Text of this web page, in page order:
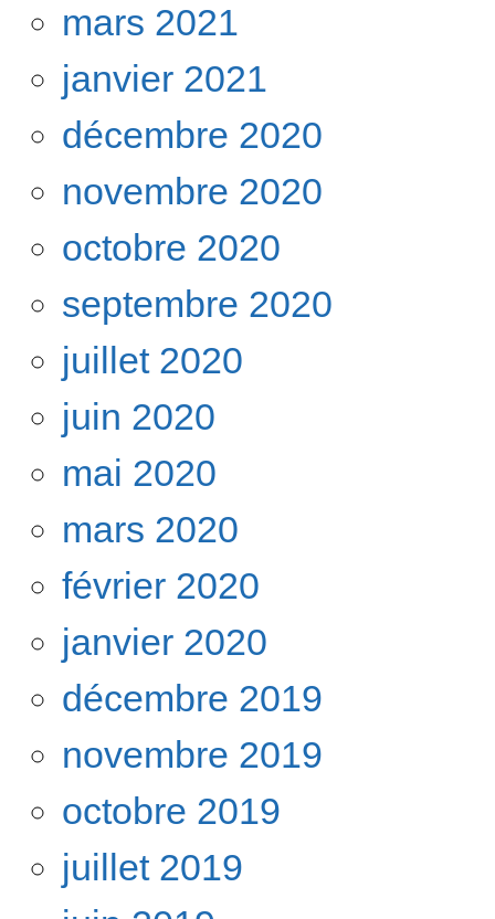
mars 2021
janvier 2021
décembre 2020
novembre 2020
octobre 2020
septembre 2020
juillet 2020
juin 2020
mai 2020
mars 2020
février 2020
janvier 2020
décembre 2019
novembre 2019
octobre 2019
juillet 2019